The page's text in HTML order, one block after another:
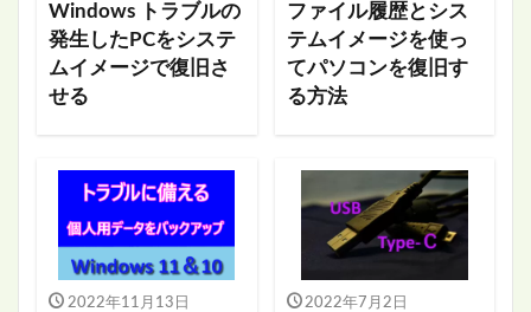
Windows トラブルの
発生したPCをシステ
ムイメージで復旧さ
せる
ファイル履歴とシス
テムイメージを使っ
てパソコンを復旧す
る方法
2022年11月13日
2022年7月2日